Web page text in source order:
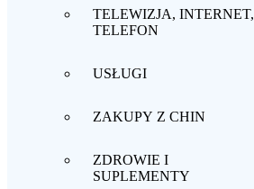
TELEWIZJA, INTERNET,
TELEFON
USŁUGI
ZAKUPY Z CHIN
ZDROWIE I
SUPLEMENTY